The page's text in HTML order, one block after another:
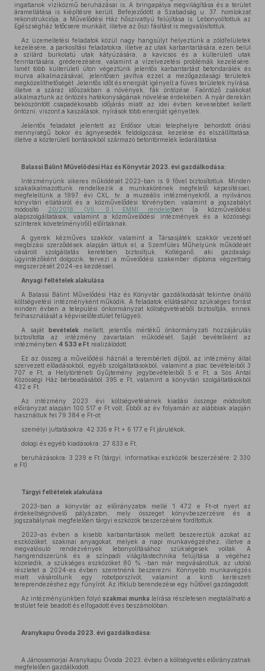
ingatlanok viziközmű beruházásai is. A bringapálya megvilágítása és a terület
áramellátása is kiépítésre került. Befejeződött a Szabadság u. 37. homlokzat
rekonstrukciója, a Művelődési Ház hőszivattyú felújítása is. Lebonyolítottuk az
Egészségház tetőcsere munkáit, illetve az őszi fásítást is megvalósítottuk.
Az üzemeltetési feladatok közül nagy hangsúlyt helyeztünk a zöldfelületek
kezelésére, a parkosítási feladatokra, illetve az utak karbantartására, ezen belül
a szilárd burkolatú utak kátyúzására, a kavicsos és a külterületi utak
fenntartására, gréderezésére, valamint a vízelvezetési problémák kezelésére.
Ismét több külterületi úton végeztünk jelentős karbantartást betondarálék és
murva alkalmazásával, jelentősen javítva ezzel a mezőgazdasági területek
megközelíthetőségét. Jelentős időt és energiát igényelt a füves területek nyírása,
illetve a száraz időszakban a növények, fák öntözése. Faöntöző zsákokat
alkalmaztunk az öntözés hatékonyságának növelése érdekében. A nyár derekán
beköszöntött csapadékosabb időjárás miatt az idei évben kevesebbet kellett
öntözni, viszont a kaszálások, nyírások több energiát igényeltek.
Jelentős feladatot jelentett az Erdősor utcai telephelyre behordott óriási
mennyiségű bokor és ágnyesedék feldolgozása, kezelése és elszállíttatása,
illetve a közterületi bontásokból származó betontörmelék ledaráltatása.
Balassi Bálint Művelődési Ház és Könyvtár 2023. évi gazdálkodása:
Intézményünk sikeres működését 2023-ban is 9 fővel biztosítottuk. Minden
szakalkalmazottunk rendelkezik a munkakörének megfelelő képesítéssel,
megfeleltünk a 1997. évi CXL. tv. a muzeális intézményekről, a nyilvános
könyvtári ellátásról és a közművelődési törvényben, valamint a jogszabályt
módosító
20/2018. (VII. 9.) EMMI rendeletben (a közművelődési
alapszolgáltatások, valamint a közművelődési intézmények és a közösségi
színterek követelményiről) előírtaknak.
A gyerek kézműves szakkör, valamint a Társasjáték szakkör vezetését
megbízási szerződések alapján láttuk el, a Szemfüles Műhelyünk működését
vásárolt szolgáltatás keretében biztosítjuk. Kolléganő, aki gazdasági
ügyintézőként dolgozik, tervezi a művelődési szakember diploma végzettség
megszerzését 2024-es kezdéssel.
Anyagi feltételek alakulása
A Balassi Bálint Művelődési Ház és Könyvtár gazdálkodását tekintve önálló
költségvetési intézményként működik. A feladatok ellátásához szükséges forrást
minden évben a települési önkormányzat költségvetéséből biztosítják, ennek
felhasználását a képviselőtestület felügyeli.
A saját bevételekmellett, jelentős mértékű önkormányzati hozzájárulás
biztosította az intézmény zavartalan működését. Saját bevételként az
intézményben 4 533 e Ft realizálódott.
Ez az összeg a művelődési háznál a terembérleti díjból, az intézmény által
szervezett előadásokból, egyéb szolgáltatásokból, valamint a piac bevételeiből 3
707 e Ft, a Helytörténeti Gyűjtemény jegybevételeiből 5 e Ft, a Sós Antal
Közösségi Ház bérbeadásából 395 e Ft, valamint a könyvtári szolgáltatásokból
432 e Ft.
Az intézmény 2023. évi költségvetésének kiadási összege módosított
előirányzat alapján 100 517 e Ft volt. Ebből az év folyamán az alábbiak alapján
használtuk fel 79 384 e Ft-ot:
személyi juttatásokra: 42 335 e Ft + 6 177 e Ft járulékok,
dologi és egyéb kiadásokra: 27 633 e Ft,
beruházásokra: 3 239 e Ft (tárgyi, informatikai eszközök beszerzésére: 2 330
e Ft)
Tárgyi feltételek alakulása
2023-ban a könyvtár az előirányzatok mellé 1 472 e Ft-ot nyert az
érdekeltségnövelő pályázaton, mely összeget könyvbeszerzésre és a
jogszabálynak megfelelően tárgyi eszközök beszerzésére fordítottuk.
2023-as évben a kisebb karbantartások mellett beszereztük azokat az
eszközöket, szakmai anyagokat, melyek a napi munkavégzéshez, illetve a
megvalósuló rendezvények lebonyolításához szükségesek voltak. A
hangrendszerünk és a színpadi világítástechnika felújítása a végéhez
közeledik, a szükséges eszközöket 80 % -ban már megvásároltuk, az utolsó
részletet a 2024-es évben szeretnénk beszerezni. Könnyebb munkavégzés
miatt vásároltunk egy robotporszívót, valamint a kinti kertészeti
tereprendezéshez egy fűnyírót. Az ifiklub berendezése egy hűtővel gazdagodott.
Az intézményünkben folyó szakmai munka leírása részletesen megtalálható a
testület felé beadott és elfogadott éves beszámolóban.
Aranykapu Óvoda 2023. évi gazdálkodása:
A Jánossomorjai Aranykapu Óvoda 2023. évben a költségvetés előirányzatnak
megfelelően gazdálkodott.